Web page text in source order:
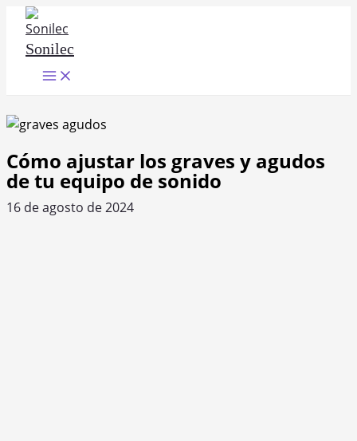
contenido
Sonilec
Main
Menu
Cómo ajustar los graves y agudos
de tu equipo de sonido
16 de agosto de 2024